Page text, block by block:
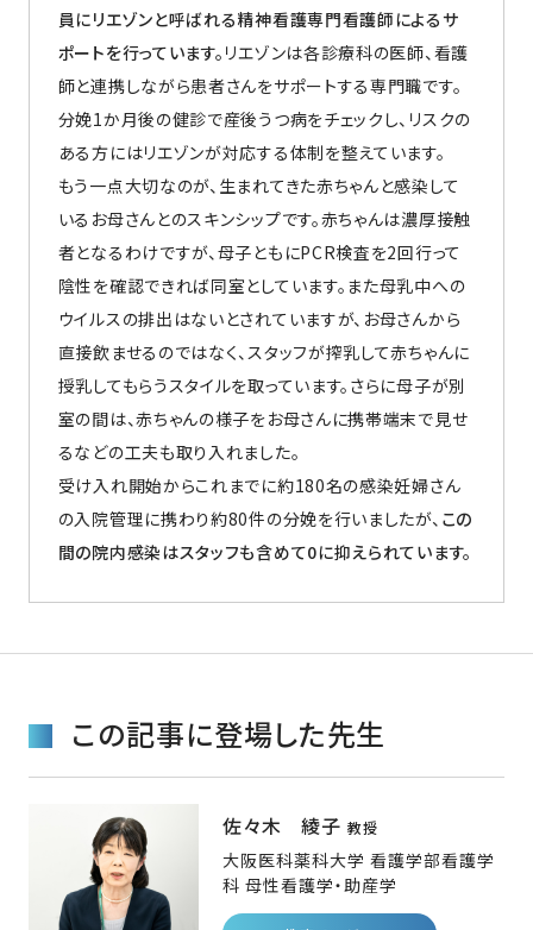
員にリエゾンと呼ばれる精神看護専門看護師によるサ
ポートを行っています。 リエゾンは各診療科の医師、看護
師と連携しながら患者さんをサポートする専門職です。
分娩1か月後の健診で産後うつ病をチェックし、リスクの
ある方にはリエゾンが対応する体制を整えています。
もう一点大切なのが、生まれてきた赤ちゃんと感染して
いるお母さんとのスキンシップです。赤ちゃんは濃厚接触
者となるわけですが、母子ともにPCR検査を2回行って
陰性を確認できれば同室としています。また母乳中への
ウイルスの排出はないとされていますが、お母さんから
直接飲ませるのではなく、スタッフが搾乳して赤ちゃんに
授乳してもらうスタイルを取っています。さらに母子が別
室の間は、赤ちゃんの様子をお母さんに携帯端末で見せ
るなどの工夫も取り入れました。
受け入れ開始からこれまでに約180名の感染妊婦さん
の入院管理に携わり約80件の分娩を行いましたが、 この
間の院内感染はスタッフも含めて0に抑えられています。
この記事に登場した先生
佐々木 綾子 教授
大阪医科薬科大学 看護学部看護学
科 母性看護学・助産学